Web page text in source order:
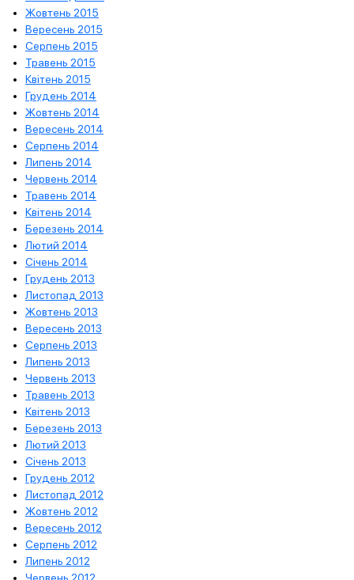
Жовтень 2015
Вересень 2015
Серпень 2015
Травень 2015
Квітень 2015
Грудень 2014
Жовтень 2014
Вересень 2014
Серпень 2014
Липень 2014
Червень 2014
Травень 2014
Квітень 2014
Березень 2014
Лютий 2014
Січень 2014
Грудень 2013
Листопад 2013
Жовтень 2013
Вересень 2013
Серпень 2013
Липень 2013
Червень 2013
Травень 2013
Квітень 2013
Березень 2013
Лютий 2013
Січень 2013
Грудень 2012
Листопад 2012
Жовтень 2012
Вересень 2012
Серпень 2012
Липень 2012